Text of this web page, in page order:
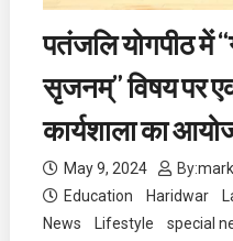
पतंजलि योगपीठ में
सृजनम्” विषय पर
कार्यशाला का
May 9, 2024 By:
Education
Haridwar
News
Lifestyle special